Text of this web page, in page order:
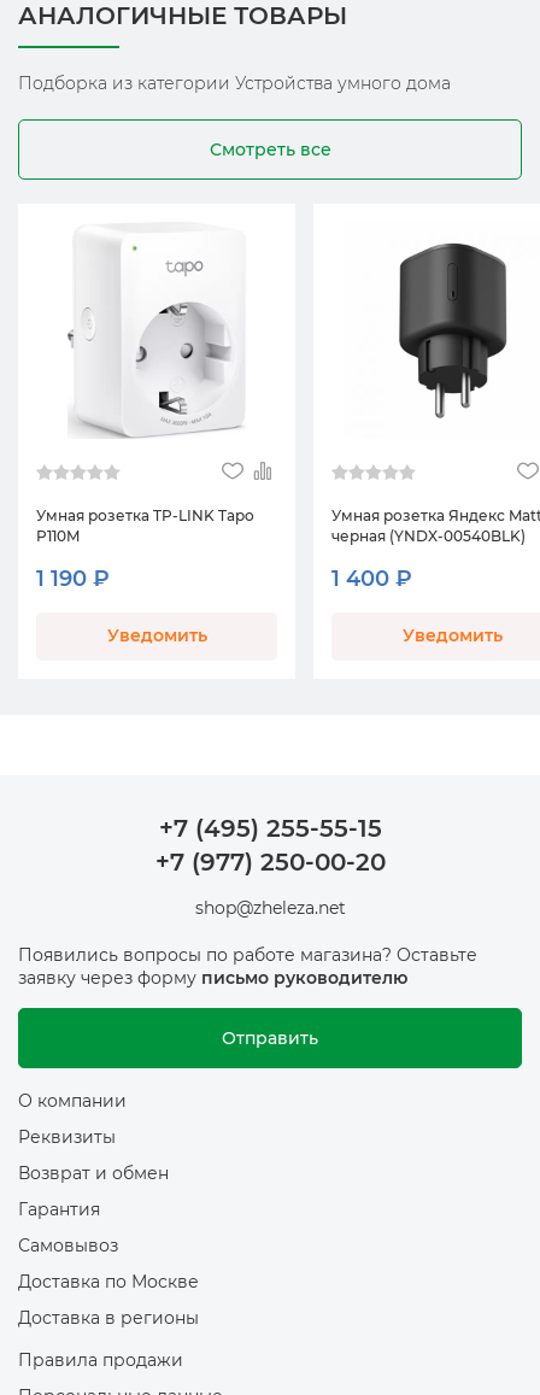
АНАЛОГИЧНЫЕ ТОВАРЫ
Подборка из категории Устройства умного дома
Смотреть все
Умная розетка TP-LINK Tapo
P110M
1 190 ₽
Уведомить
Умная розетка Яндекс
черная (YNDX-00540BLK)
1 400 ₽
Уведомить
+7 (495) 255-55-15
+7 (977) 250-00-20
shop@zheleza.net
Появились вопросы по работе магазина? Оставьте
заявку через форму письмо руководителю
Отправить
О компании
Реквизиты
Возврат и обмен
Гарантия
Самовывоз
Доставка по Москве
Доставка в регионы
Правила продажи